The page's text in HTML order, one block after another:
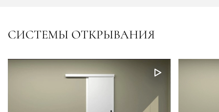
СИСТЕМЫ ОТКРЫВАНИЯ